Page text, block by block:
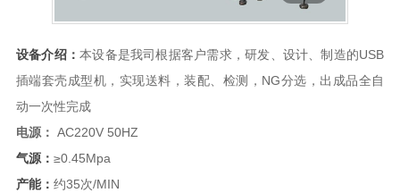
设备介绍：本设备是我司根据客户需求，研发、设计、制造的USB
插端套壳成型机，实现送料，装配、检测，NG分选，出成品全自
动一次性完成
电源： AC220V 50HZ
气源： ≥0.45Mpa
产能： 约35次/MIN